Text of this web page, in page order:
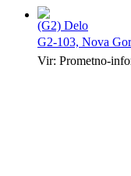
(G2) Delo
G2-103, Nova
Vir: Prometno-